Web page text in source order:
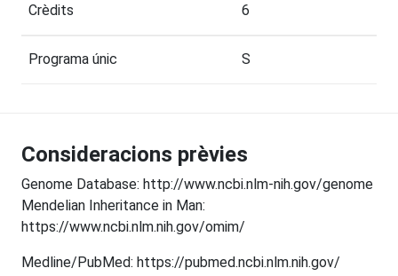
Crèdits 6
Programa únic S
Consideracions prèvies
Genome Database: http://www.ncbi.nlm-nih.gov/genome
Mendelian Inheritance in Man:
https://www.ncbi.nlm.nih.gov/omim/
Medline/PubMed: https://pubmed.ncbi.nlm.nih.gov/